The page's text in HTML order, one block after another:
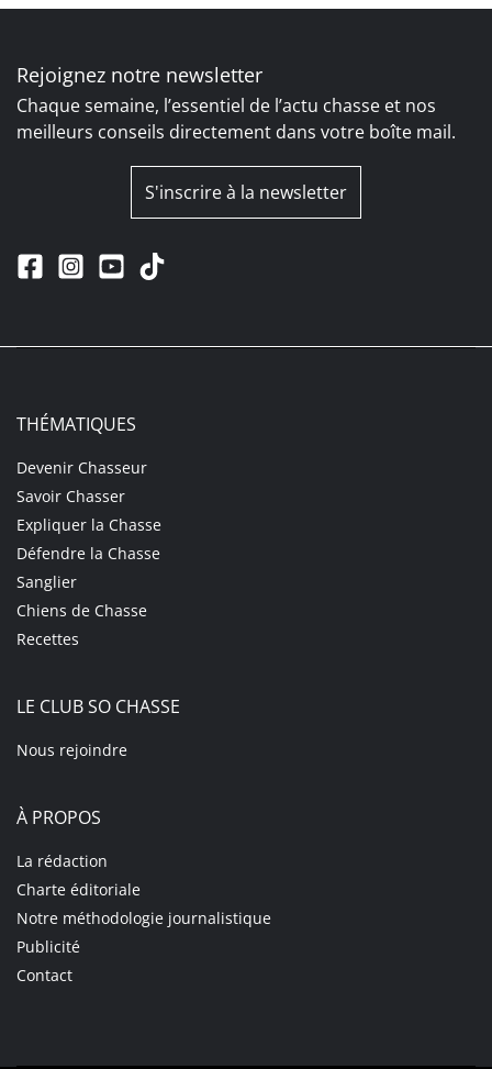
Rejoignez notre newsletter
Chaque semaine, l’essentiel de l’actu chasse et nos
meilleurs conseils directement dans votre boîte mail.
S'inscrire à la newsletter
THÉMATIQUES
Devenir Chasseur
Savoir Chasser
Expliquer la Chasse
Défendre la Chasse
Sanglier
Chiens de Chasse
Recettes
LE CLUB SO CHASSE
Nous rejoindre
À PROPOS
La rédaction
Charte éditoriale
Notre méthodologie journalistique
Publicité
Contact